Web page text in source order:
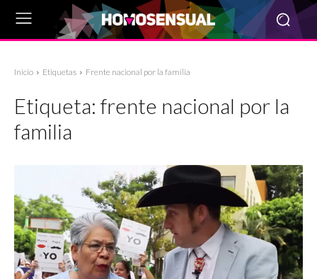
Inicio Etiquetas Frente nacional por la familia
Etiqueta: frente nacional por la
familia